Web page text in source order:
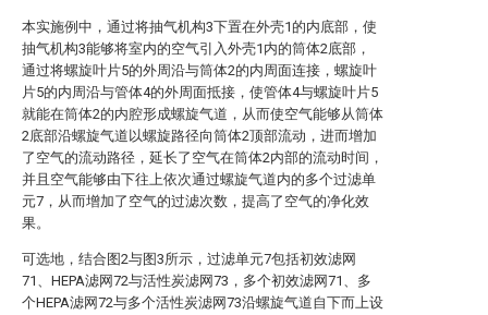
本实施例中，通过将抽气机构3下置在外壳1的内底部，使
抽气机构3能够将室内的空气引入外壳1内的筒体2底部，
通过将螺旋叶片5的外周沿与筒体2的内周面连接，螺旋叶
片5的内周沿与管体4的外周面抵接，使管体4与螺旋叶片5
就能在筒体2的内腔形成螺旋气道，从而使空气能够从筒体
2底部沿螺旋气道以螺旋路径向筒体2顶部流动，进而增加
了空气的流动路径，延长了空气在筒体2内部的流动时间，
并且空气能够由下往上依次通过螺旋气道内的多个过滤单
元7，从而增加了空气的过滤次数，提高了空气的净化效
果。
可选地，结合图2与图3所示，过滤单元7包括初效滤网
71、HEPA滤网72与活性炭滤网73，多个初效滤网71、多
个HEPA滤网72与多个活性炭滤网73沿螺旋气道自下而上设